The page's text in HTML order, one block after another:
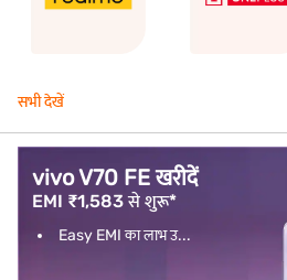
सभी देखें
vivo V70 FE खरीदें
EMI ₹1,583 से शुरू*
Easy EMI का लाभ उ...